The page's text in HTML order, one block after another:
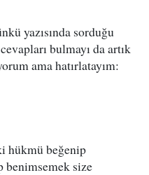
yazısında sorduğu
bulmayı da artık
ama hatırlatayım:
hükmü beğenip
benimsemek size